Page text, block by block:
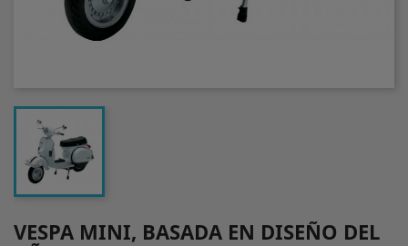
VESPA MINI, BASADA EN DISEÑO DEL